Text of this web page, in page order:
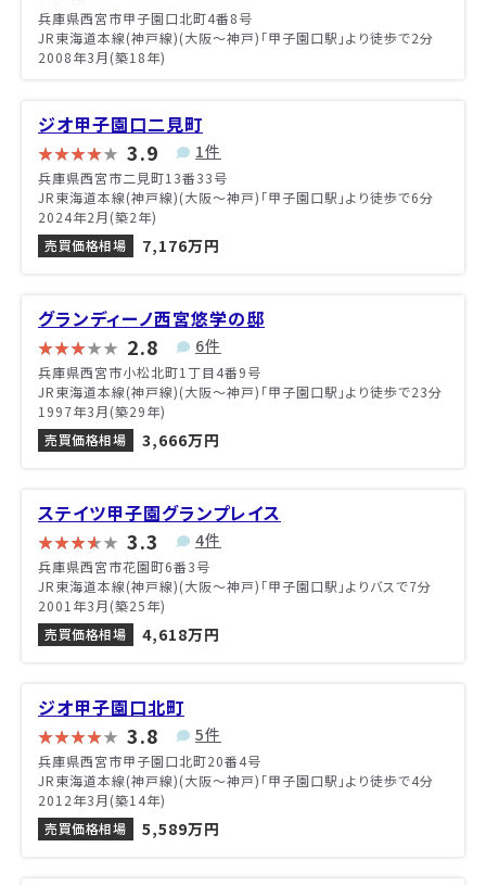
兵庫県西宮市甲子園口北町4番8号
JR東海道本線(神戸線)(大阪～神戸)「甲子園口駅」より徒歩で2分
2008年3月(築18年)
ジオ甲子園口二見町
3.9 1件
兵庫県西宮市二見町13番33号
JR東海道本線(神戸線)(大阪～神戸)「甲子園口駅」より徒歩で6分
2024年2月(築2年)
売買価格相場
7,176万円
グランディーノ西宮悠学の邸
2.8 6件
兵庫県西宮市小松北町1丁目4番9号
JR東海道本線(神戸線)(大阪～神戸)「甲子園口駅」より徒歩で23分
1997年3月(築29年)
売買価格相場
3,666万円
ステイツ甲子園グランプレイス
3.3 4件
兵庫県西宮市花園町6番3号
JR東海道本線(神戸線)(大阪～神戸)「甲子園口駅」よりバスで7分
2001年3月(築25年)
売買価格相場
4,618万円
ジオ甲子園口北町
3.8 5件
兵庫県西宮市甲子園口北町20番4号
JR東海道本線(神戸線)(大阪～神戸)「甲子園口駅」より徒歩で4分
2012年3月(築14年)
売買価格相場
5,589万円